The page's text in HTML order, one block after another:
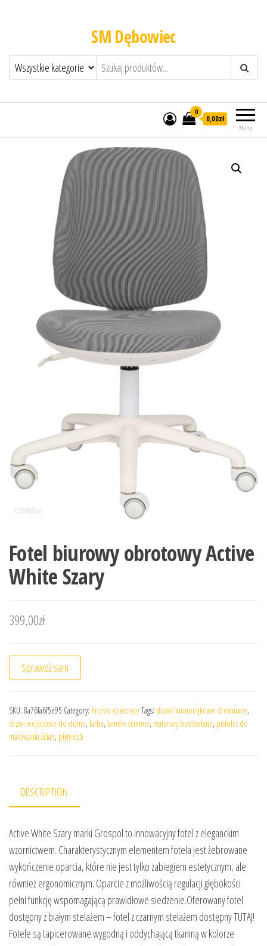
SM Dębowiec
Menu
0
0,00zł
Fotel biurowy obrotowy Active
White Szary
399,00zł
Sprawdź sam
SKU: 8a76fa6f5e95 Category: Krzesła dziecięce Tags: drzwi harmonijkowe drewniane,
drzwi wejściowe do domu, farba, lamele ścienne, materiały budowlane, pistolet do
malowania ścian, płyty osb
DESCRIPTION
Active White Szary marki Grospol to innowacyjny fotel z eleganckim
wzornictwem. Charakterystycznym elementem fotela jest żebrowane
wykończenie oparcia, które nie jest tylko zabiegiem estetycznym, ale
również ergonomicznym. Oparcie z możliwością regulacji głębokości
pełni funkcję wspomagającą prawidłowe siedzenie.Oferowany fotel
dostępny z białym stelażem – fotel z czarnym stelażem dostępny TUTAJ!
Fotele są tapicerowane wygodną i oddychającą tkaniną w kolorze